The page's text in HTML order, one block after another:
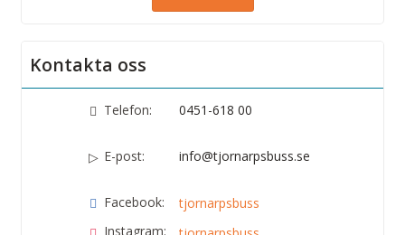
Kontakta oss
Telefon: 0451-618 00
E-post: info@tjornarpsbuss.se
Facebook:
tjornarpsbuss
Instagram: